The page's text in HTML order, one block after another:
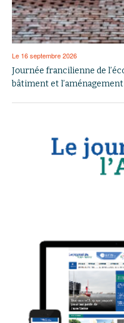
Le 16 septembre 2026
Journée francilienne de
bâtiment et l’aménagement